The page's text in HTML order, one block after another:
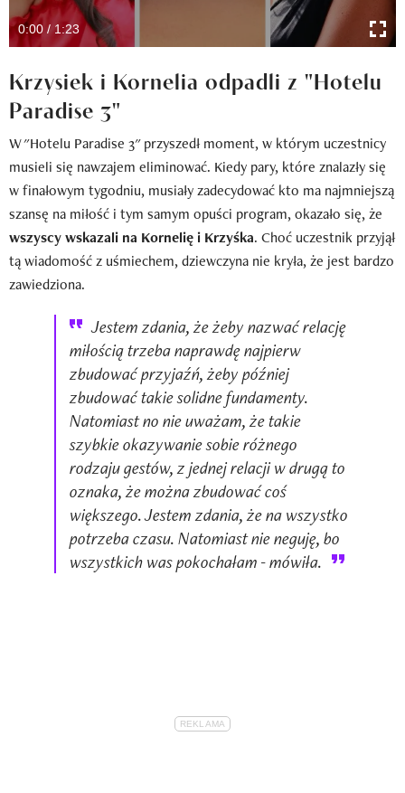
0:00 / 1:23
Krzysiek i Kornelia odpadli z "Hotelu
Paradise 3"
W "Hotelu Paradise 3" przyszedł moment, w którym uczestnicy
musieli się nawzajem eliminować. Kiedy pary, które znalazły się
w finałowym tygodniu, musiały zadecydować kto ma najmniejszą
szansę na miłość i tym samym opuści program, okazało się, że
wszyscy wskazali na Kornelię i Krzyśka. Choć uczestnik przyjął
tą wiadomość z uśmiechem, dziewczyna nie kryła, że jest bardzo
zawiedziona.
Jestem zdania, że żeby nazwać relację
miłością trzeba naprawdę najpierw
zbudować przyjaźń, żeby później
zbudować takie solidne fundamenty.
Natomiast no nie uważam, że takie
szybkie okazywanie sobie różnego
rodzaju gestów, z jednej relacji w drugą to
oznaka, że można zbudować coś
większego. Jestem zdania, że na wszystko
potrzeba czasu. Natomiast nie neguję, bo
wszystkich was pokochałam - mówiła.